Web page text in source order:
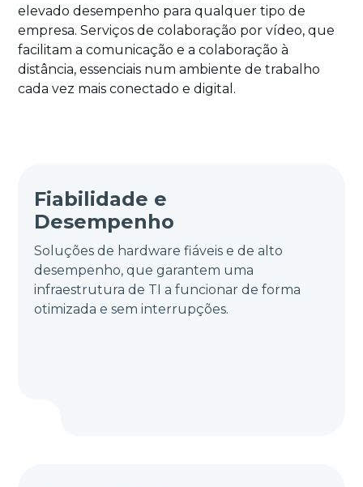
elevado desempenho para qualquer tipo de
empresa. Serviços de colaboração por vídeo, que
facilitam a comunicação e a colaboração à
distância, essenciais num ambiente de trabalho
cada vez mais conectado e digital.
Fiabilidade e
Desempenho
Soluções de hardware fiáveis e de alto
desempenho, que garantem uma
infraestrutura de TI a funcionar de forma
otimizada e sem interrupções.